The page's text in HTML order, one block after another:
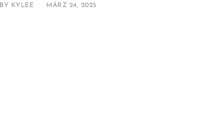
BY KYLEE MÄRZ 24, 2025